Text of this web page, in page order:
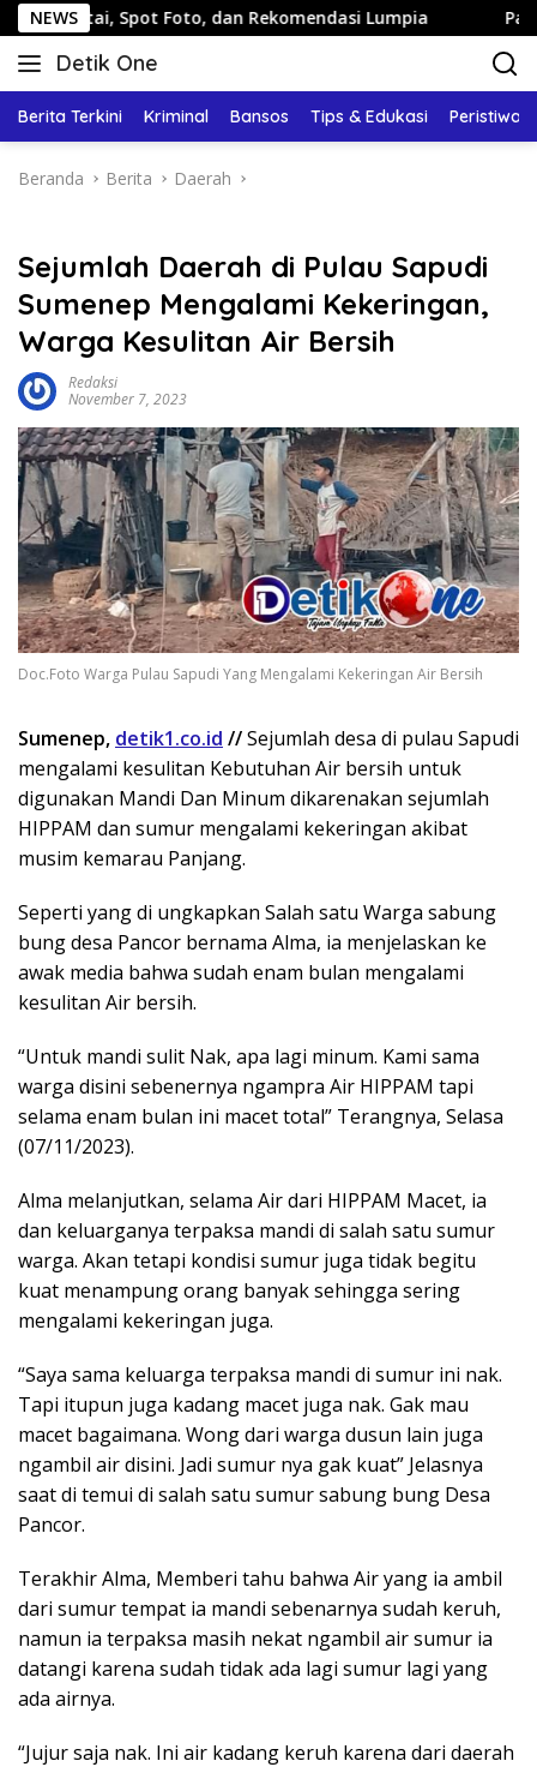
Langsung
ke
konten
NEWS
Spot Foto, dan Rekomendasi Lumpia Panduan
Detik One
Tajam
Fakta
Berita Terkini Kriminal Bansos Tips & Edukasi Peristiwa
Beranda Berita Daerah
Sejumlah Daerah di Pulau Sapudi
Sumenep Mengalami Kekeringan,
Warga Kesulitan Air Bersih
Redaksi
November 7, 2023
Doc.Foto Warga Pulau Sapudi Yang Mengalami Kekeringan Air Bersih
Sumenep, detik1.co.id //Sejumlah desa di pulau Sapudi
mengalami kesulitan Kebutuhan Air bersih untuk
digunakan Mandi Dan Minum dikarenakan sejumlah
HIPPAM dan sumur mengalami kekeringan akibat
musim kemarau Panjang.
Seperti yang di ungkapkan Salah satu Warga sabung
bung desa Pancor bernama Alma, ia menjelaskan ke
awak media bahwa sudah enam bulan mengalami
kesulitan Air bersih.
“Untuk mandi sulit Nak, apa lagi minum. Kami sama
warga disini sebenernya ngampra Air HIPPAM tapi
selama enam bulan ini macet total” Terangnya, Selasa
(07/11/2023).
Alma melanjutkan, selama Air dari HIPPAM Macet, ia
dan keluarganya terpaksa mandi di salah satu sumur
warga. Akan tetapi kondisi sumur juga tidak begitu
kuat menampung orang banyak sehingga sering
mengalami kekeringan juga.
“Saya sama keluarga terpaksa mandi di sumur ini nak.
Tapi itupun juga kadang macet juga nak. Gak mau
macet bagaimana. Wong dari warga dusun lain juga
ngambil air disini. Jadi sumur nya gak kuat” Jelasnya
saat di temui di salah satu sumur sabung bung Desa
Pancor.
Terakhir Alma, Memberi tahu bahwa Air yang ia ambil
dari sumur tempat ia mandi sebenarnya sudah keruh,
namun ia terpaksa masih nekat ngambil air sumur ia
datangi karena sudah tidak ada lagi sumur lagi yang
ada airnya.
“Jujur saja nak. Ini air kadang keruh karena dari daerah